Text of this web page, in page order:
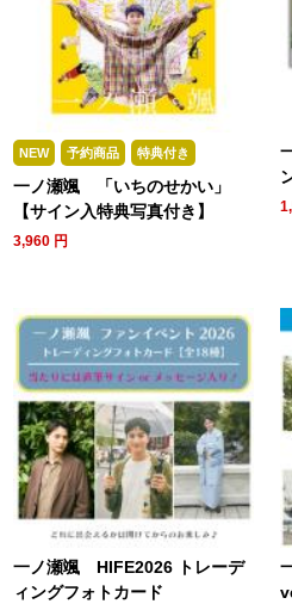
NEW 予約商品 特典付き
一ノ瀬颯 「いちのせかい」
【サイン入特典写真付き】
3,960 円
一ノ瀬颯 HIFE2026 トレーデ
ィングフォトカード